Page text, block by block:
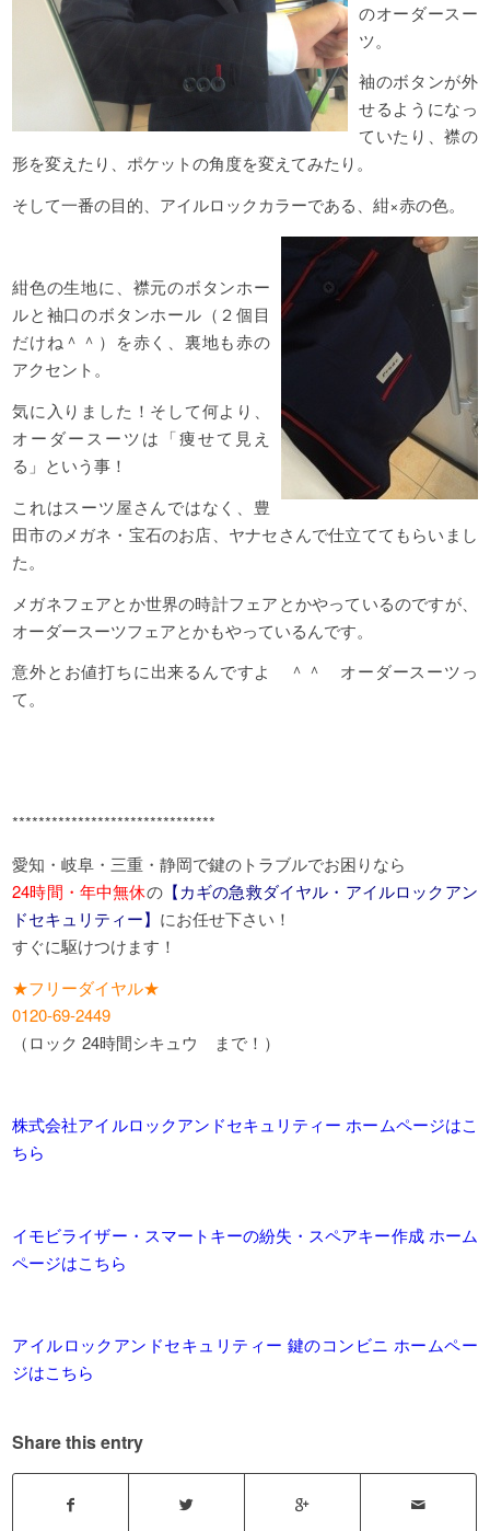
のオーダースー
ツ。
袖のボタンが外
せるようになっ
ていたり、襟の
形を変えたり、ポケットの角度を変えてみたり。
そして一番の目的、アイルロックカラーである、紺×赤の色。
紺色の生地に、襟元のボタンホー
ルと袖口のボタンホール（２個目
だけね＾＾）を赤く、裏地も赤の
アクセント。
気に入りました！そして何より、
オーダースーツは「痩せて見え
る」という事！
これはスーツ屋さんではなく、豊
田市のメガネ・宝石のお店、ヤナセさんで仕立ててもらいまし
た。
メガネフェアとか世界の時計フェアとかやっているのですが、
オーダースーツフェアとかもやっているんです。
意外とお値打ちに出来るんですよ ＾＾ オーダースーツっ
て。
*******************************
愛知・岐阜・三重・静岡で鍵のトラブルでお困りなら
24時間・年中無休の【カギの急救ダイヤル・アイルロックアン
ドセキュリティー】 にお任せ下さい！
すぐに駆けつけます！
★フリーダイヤル★
0120-69-2449
（ロック 24時間シキュウ まで！）
株式会社アイルロックアンドセキュリティー ホームページはこ
ちら
イモビライザー・スマートキーの紛失・スペアキー作成 ホーム
ページはこちら
アイルロックアンドセキュリティー 鍵のコンビニ ホームペー
ジはこちら
Share this entry